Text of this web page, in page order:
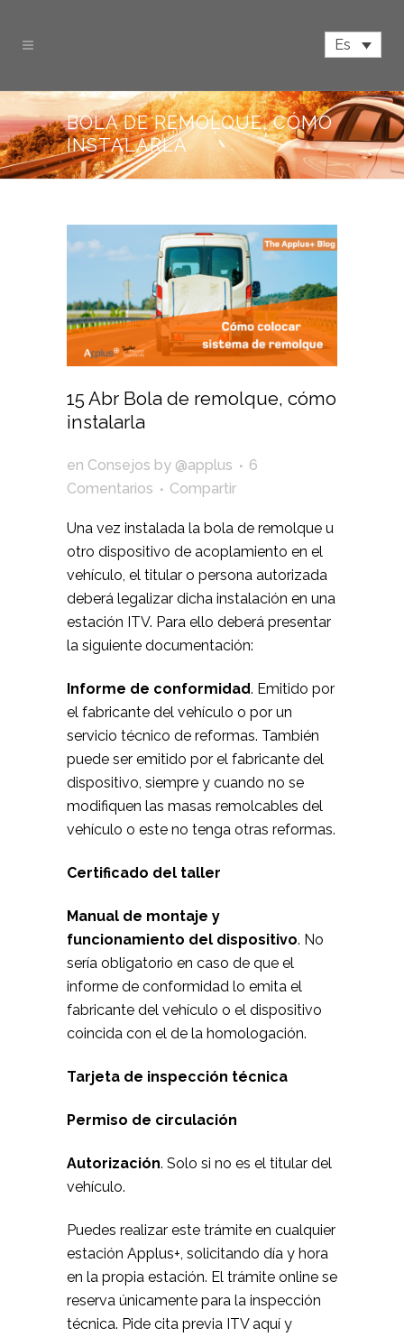
Es
BOLA DE REMOLQUE, CÓMO
INSTALARLA
15 Abr Bola de remolque, cómo
instalarla
en Consejos by @applus
6
Comentarios
Compartir
Una vez instalada la bola de remolque u
otro dispositivo de acoplamiento en el
vehículo, el titular o persona autorizada
deberá legalizar dicha instalación en una
estación ITV. Para ello deberá presentar
la siguiente documentación:
Informe de conformidad. Emitido por
el fabricante del vehículo o por un
servicio técnico de reformas. También
puede ser emitido por el fabricante del
dispositivo, siempre y cuando no se
modifiquen las masas remolcables del
vehículo o este no tenga otras reformas.
Certificado del taller
Manual de montaje y
funcionamiento del dispositivo. No
sería obligatorio en caso de que el
informe de conformidad lo emita el
fabricante del vehículo o el dispositivo
coincida con el de la homologación.
Tarjeta de inspección técnica
Permiso de circulación
Autorización. Solo si no es el titular del
vehículo.
Puedes realizar este trámite en cualquier
estación Applus+, solicitando día y hora
en la propia estación. El trámite online se
reserva únicamente para la inspección
técnica. Pide cita previa ITVaquí y